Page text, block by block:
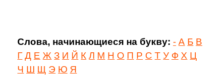
Слова, начинающиеся на букву: - А Б В
Г Д Е Ж З И Й К Л М Н О П Р С Т У Ф Х Ц
Ч Ш Щ Э Ю Я